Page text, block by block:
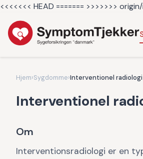
<<<<<<< HEAD ======= >>>>>>>
Hjem›Sygdomme›Interventionel radiologi
Interventionel
Om
Interventionsradiologi er en